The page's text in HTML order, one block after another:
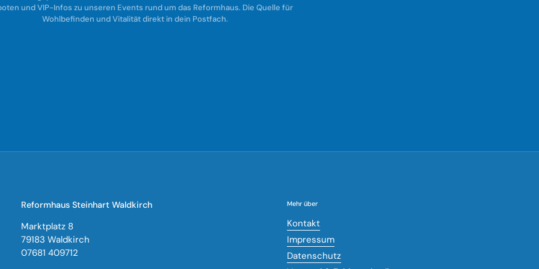
und VIP-Infos zu unseren Events rund um das Reformhaus. Die Quelle für
Wohlbefinden und Vitalität direkt in dein Postfach.
Reformhaus Steinhart Waldkirch
Marktplatz 8
79183 Waldkirch
07681 409712
Mehr über
Kontakt
Impressum
Datenschutz